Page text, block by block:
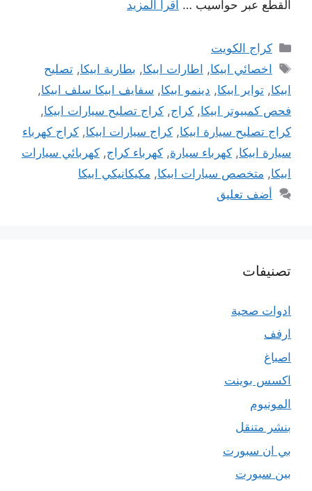
القطع عبر حواسيب … اقرأ المزيد
التصنيفات
كراج الكويت
الوسوم
اخصائي ابيكا, اطارات ابيكا, بطارية ابيكا,تصليح
ابيكا, تواير ابيكا, دينمو ابيكا, سفايف ابيكا سلف ابيكا,
فحص كمبيوتر ابيكا, كراج, كراج تصليح سيارات ابيكا,
كراج تصليح سيارة ابيكا, كراج سيارات ابيكا, كراج كهرباء
سيارة ابيكا, كهرباء سيارة, كهرباء كراج, كهربائي سيارات
ابيكا, متخصص سيارات ابيكا, مكيكانيكي ابيكا
أضف تعليق
تصنيفات
ادوات صحية
ارفف
اصباغ
اكسس بوينت
المونيوم
بنشر متنقل
بي ان سبورت
بين سبورت